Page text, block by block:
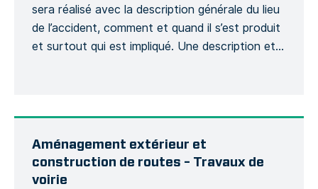
sera réalisé avec la description générale du lieu
de l’accident, comment et quand il s’est produit
et surtout qui est impliqué. Une description et
Aménagement extérieur et
construction de routes – Travaux de
voirie